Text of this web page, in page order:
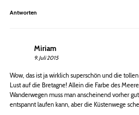
Antworten
Miriam
9. Juli 2015
Wow, das ist ja wirklich superschön und die
Lust auf die Bretagne! Allein die Farbe des
Wanderwegen muss man anscheinend vorher
entspannt laufen kann, aber die Küstenwege